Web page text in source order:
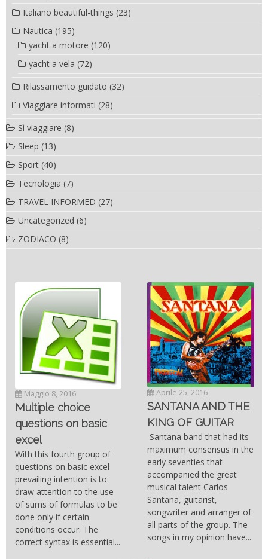
Italiano beautiful-things (23)
Nautica (195)
yacht a motore (120)
yacht a vela (72)
Rilassamento guidato (32)
Viaggiare informati (28)
Sì viaggiare (8)
Sleep (13)
Sport (40)
Tecnologia (7)
TRAVEL INFORMED (27)
Uncategorized (6)
ZODIACO (8)
Maggio 8, 2016
Multiple choice
questions on basic
excel
With this fourth group of
questions on basic excel
prevailing intention is to
draw attention to the use
of sums of formulas to be
done only if certain
conditions occur. The
correct syntax is essential...
Aprile 25, 2016
SANTANA AND THE
KING OF GUITAR
Santana band that had its
maximum consensus in the
early seventies that
accompanied the great
musical talent Carlos
Santana, guitarist,
songwriter and arranger of
all parts of the group. The
songs in my opinion have...